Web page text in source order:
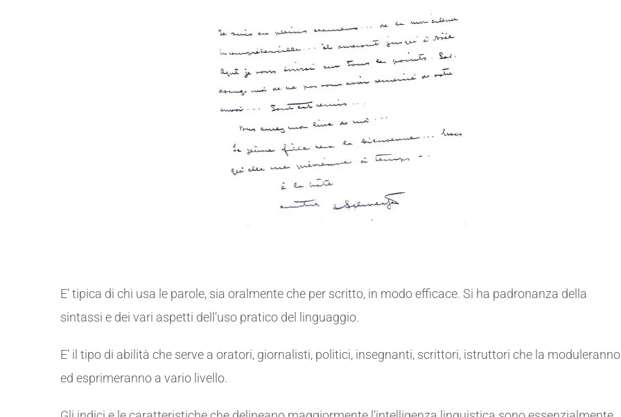
E’ tipica di chi usa le parole, sia oralmente che per scritto, in modo efficace. Si ha padronanza della
sintassi e dei vari aspetti dell’uso pratico del linguaggio.
E’ il tipo di abilità che serve a oratori, giornalisti, politici, insegnanti, scrittori, istruttori che la moduleranno
ed esprimeranno a vario livello.